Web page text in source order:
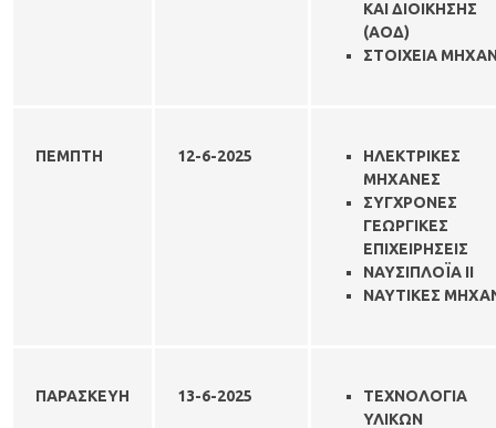
ΚΑΙ ΔΙΟΙΚΗΣΗΣ
(ΑΟΔ)
ΣΤΟΙΧΕΙΑ
ΠΕΜΠΤΗ 12-6-2025
ΗΛΕΚΤΡΙΚΕΣ
ΜΗΧΑΝΕΣ
ΣΥΓΧΡΟΝΕΣ
ΓΕΩΡΓΙΚΕΣ
ΕΠΙΧΕΙΡΗΣΕΙΣ
ΝΑΥΣΙΠΛΟΪΑ ΙΙ
ΝΑΥΤΙΚΕΣ
ΠΑΡΑΣΚΕΥΗ 13-6-2025
ΤΕΧΝΟΛΟΓΙΑ
ΥΛΙΚΩΝ